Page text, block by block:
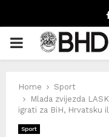
PRIMARY
Home
Sport
Mlada zvijezda
igrati za BiH, Hrvatsku
Sport